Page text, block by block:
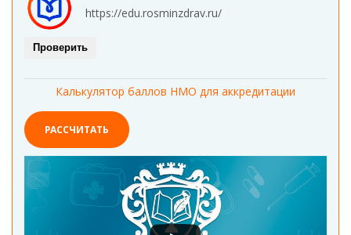
https://edu.rosminzdrav.ru/
Проверить
Калькулятор баллов НМО для аккредитации
РАССЧИТАТЬ